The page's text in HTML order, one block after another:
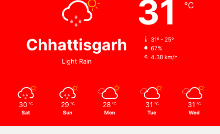
Chhattisgarh
Light Rain
31 ℃
31º - 25º
67%
4.38 km/h
30 ℃
Sat
29 ℃
Sun
28 ℃
Mon
31 ℃
Tue
31 ℃
Wed